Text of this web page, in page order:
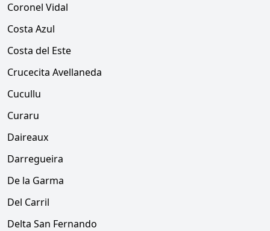
Coronel Vidal
Costa Azul
Costa del Este
Crucecita Avellaneda
Cucullu
Curaru
Daireaux
Darregueira
De la Garma
Del Carril
Delta San Fernando